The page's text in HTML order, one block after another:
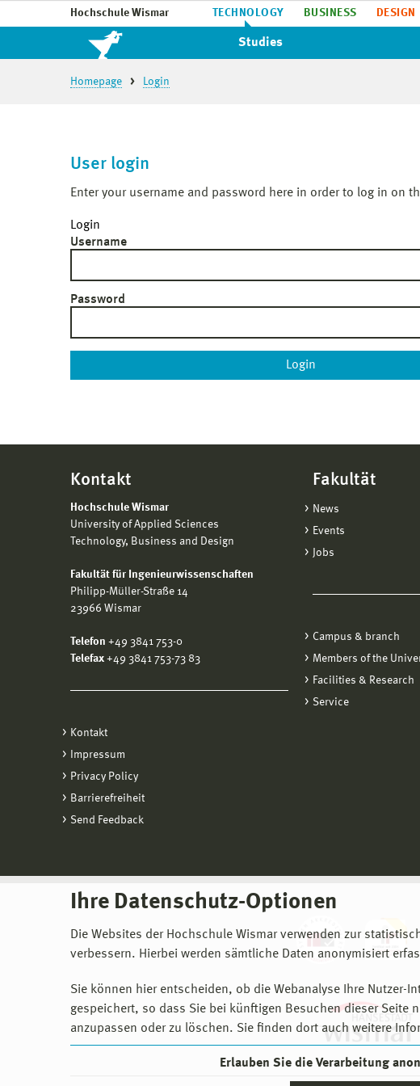
Hochschule Wismar TECHNOLOGY BUSINESS DESIGN
Studies
Homepage Login
Ihre Datenschutz-Optionen
Die Websites der Hochschule Wismar verwenden zur
verbessern. Hierbei werden sämtliche Daten anonymisiert
Sie können hier entscheiden, ob die Webanalyse Ihre
gespeichert, so dass Sie bei künftigen Besuchen dieser Seite
anzupassen oder zu löschen. Sie finden dort auch weitere
Erlauben Sie die Verarbeitung
User login
Enter your username and password here in order to log in on
Login
Username
Password
Kontakt
Hochschule Wismar
University of Applied Sciences
Technology, Business and Design
Fakultät für Ingenieurwissenschaften
Philipp-Müller-Straße 14
23966 Wismar
Telefon +49 3841 753-0
Telefax +49 3841 753-73 83
Kontakt
Impressum
Privacy Policy
Barrierefreiheit
Send Feedback
Fakultät
News
Events
Jobs
Campus & branch
Members of the
Facilities & Research
Service